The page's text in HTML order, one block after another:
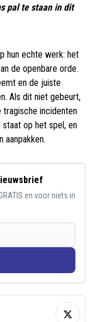
pal te staan in dit
hun echte werk: het
de openbare orde.
en de juiste
Als dit niet gebeurt,
tragische incidenten
staat op het spel, en
aanpakken.
en voor niets in